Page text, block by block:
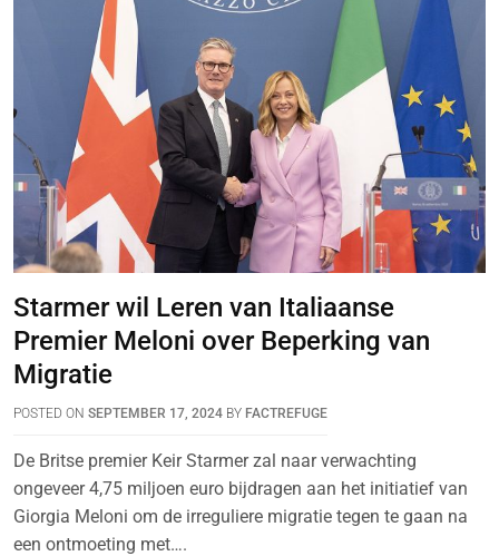
Starmer wil Leren van Italiaanse
Premier Meloni over Beperking van
Migratie
POSTED ON SEPTEMBER 17, 2024 BY FACTREFUGE
De Britse premier Keir Starmer zal naar verwachting
ongeveer 4,75 miljoen euro bijdragen aan het initiatief van
Giorgia Meloni om de irreguliere migratie tegen te gaan na
een ontmoeting met….